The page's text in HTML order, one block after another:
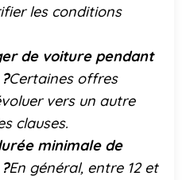
les conditions
de voiture pendant
Certaines offres
vers un autre
clauses.
minimale de
En général, entre 12 et